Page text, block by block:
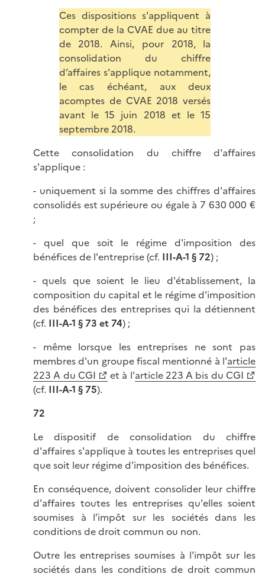
Ces dispositions s'appliquent à
compter de la CVAE due au titre
de 2018. Ainsi, pour 2018, la
consolidation du chiffre
d’affaires s'applique notamment,
le cas échéant, aux deux
acomptes de CVAE 2018 versés
avant le 15 juin 2018 et le 15
septembre 2018.
Cette consolidation du chiffre d'affaires
s'applique :
- uniquement si la somme des chiffres d'affaires
consolidés est supérieure ou égale à 7 630 000 €
;
- quel que soit le régime d'imposition des
bénéfices de l'entreprise (cf. III-A-1 § 72) ;
- quels que soient le lieu d'établissement, la
composition du capital et le régime d'imposition
des bénéfices des entreprises qui la détiennent
(cf. III-A-1 § 73 et 74) ;
- même lorsque les entreprises ne sont pas
membres d'un groupe fiscal mentionné à l'article
223 A du CGI
et à l'article 223 A bis du CGI
(cf. III-A-1 § 75).
72
Le dispositif de consolidation du chiffre
d'affaires s'applique à toutes les entreprises quel
que soit leur régime d'imposition des bénéfices.
En conséquence, doivent consolider leur chiffre
d'affaires toutes les entreprises qu'elles soient
soumises à l’impôt sur les sociétés dans les
conditions de droit commun ou non.
Outre les entreprises soumises à l'impôt sur les
sociétés dans les conditions de droit commun